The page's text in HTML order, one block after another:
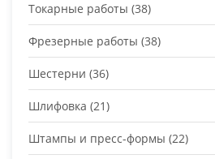
Токарные работы (38)
Фрезерные работы (38)
Шестерни (36)
Шлифовка (21)
Штампы и пресс-формы (22)